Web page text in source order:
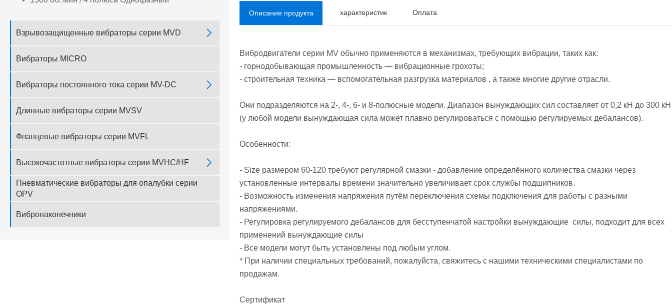
Взрывозащищенные вибраторы серии MVD 
Вибраторы MICRO
Вибраторы постоянного тока серии MV-DC 
Длинные вибраторы серии MVSV
Фланцевые вибраторы серии MVFL
Высокочастотные вибраторы серии MVHC/HF 
Пневматические вибраторы для опалубки серии
OPV
Вибронаконечники
Описание продукта характеристик Оплата
Вибродвигатели серии MV обычно применяются в механизмах, требующих вибрации, таких как:
- горнодобывающая промышленность — вибрационные грохоты;
- строительная техника — вспомогательная разгрузка материалов , а также многие другие отрасли.
Они подразделяются на 2-, 4-, 6- и 8-полюсные модели. Диапазон вынуждающих сил составляет от 0,2 кН до 300 кН
(у любой модели вынуждающая сила может плавно регулироваться с помощью регулируемых дебалансов).
Особенности:
- Size размером 60-120 требуют регулярной смазки - добавление определённого количества смазки через
установленные интервалы времени значительно увеличивает срок службы подшипников.
- Возможность изменения напряжения путём переключения схемы подключения для работы с разными
напряжениями.
- Регулировка регулируемого дебалансов для бесступенчатой настройки вынуждающие силы, подходит для всех
применений вынуждающие силы
- Все модели могут быть установлены под любым углом.
* При наличии специальных требований, пожалуйста, свяжитесь с нашими техническими специалистами по
продажам.
Сертификат